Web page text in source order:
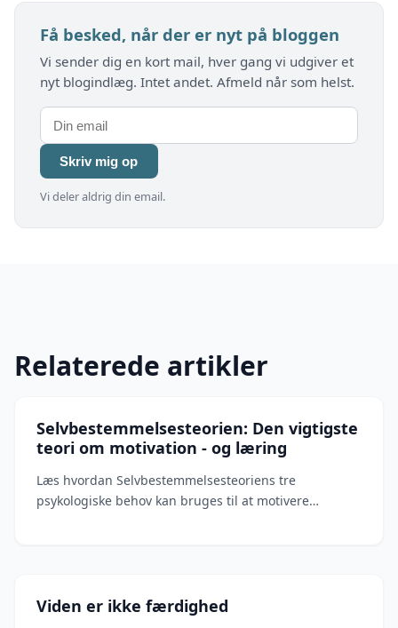
Få besked, når der er nyt på bloggen
Vi sender dig en kort mail, hver gang vi udgiver et
nyt blogindlæg. Intet andet. Afmeld når som helst.
Skriv mig op
Vi deler aldrig din email.
Relaterede artikler
Selvbestemmelsesteorien: Den vigtigste
teori om motivation - og læring
Læs hvordan Selvbestemmelsesteoriens tre
psykologiske behov kan bruges til at motivere
Viden er ikke færdighed